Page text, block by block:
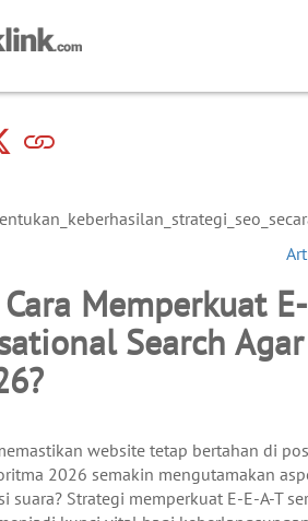
Memperkuat
Search
website tetap bertahan di
2026 semakin mengutamakan
suara? Strategi memperkuat E-E-A-T